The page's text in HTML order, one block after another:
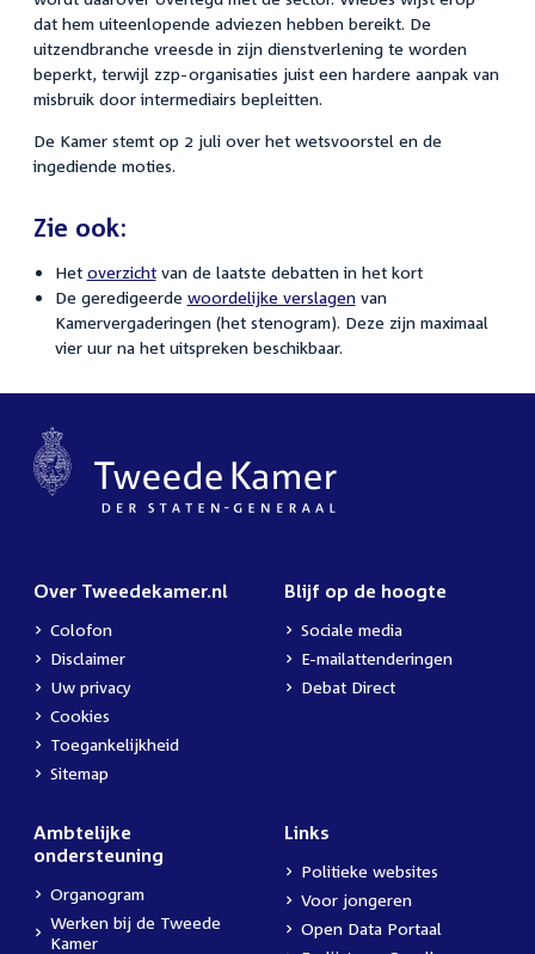
dat hem uiteenlopende adviezen hebben bereikt. De
uitzendbranche vreesde in zijn dienstverlening te worden
beperkt, terwijl zzp-organisaties juist een hardere aanpak van
misbruik door intermediairs bepleitten.
De Kamer stemt op 2 juli over het wetsvoorstel en de
ingediende moties.
Zie ook:
Het overzichtvan de laatste debatten in het kort
De geredigeerde woordelijke verslagenvan
Kamervergaderingen (het stenogram). Deze zijn maximaal
vier uur na het uitspreken beschikbaar.
Over Tweedekamer.nl
Colofon
Disclaimer
Uw privacy
Cookies
Toegankelijkheid
Sitemap
Blijf op de hoogte
Sociale media
E-mailattenderingen
Debat Direct
Ambtelijke
ondersteuning
Organogram
Werken bij de Tweede
Kamer
Links
Politieke websites
Voor jongeren
Open Data Portaal